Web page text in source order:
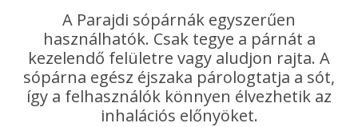
A Parajdi sópárnák egyszerűen
használhatók. Csak tegye a párnát a
kezelendő felületre vagy aludjon rajta. A
sópárna egész éjszaka párologtatja a sót,
így a felhasználók könnyen élvezhetik az
inhalációs előnyöket.